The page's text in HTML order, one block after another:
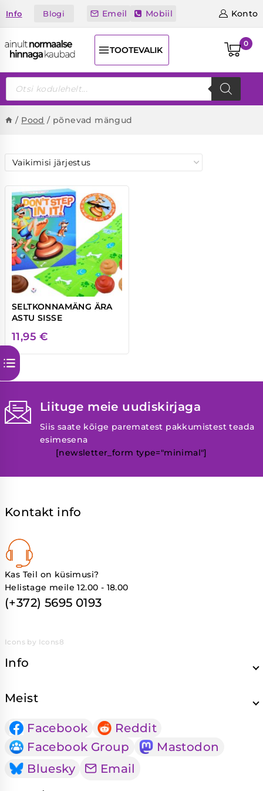
toInfo Blogi Emeil Mobiil Konto
TOOTEVALIK
0
Products
search
/ Pood / põnevad mängud
SELTKONNAMÄNG ÄRA
ASTU SISSE
11,95€
Liituge meie uudiskirjaga
Siis saate kõige parematest pakkumistest teada
esimesena
[newsletter_form type="minimal"]
Kontakt info
Kas Teil on küsimusi?
Helistage meile 12.00 - 18.00
(+372) 5695 0193
Icons by Icons8
Info
Meist
Facebook
Reddit
Facebook Group
Mastodon
Bluesky
Email